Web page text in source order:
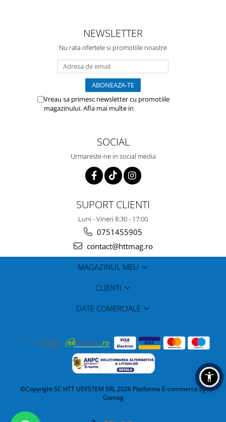
NEWSLETTER
Nu rata ofertele si promotiile noastre
Vreau sa primesc newsletter cu promotiile
magazinului. Afla mai multe in
SOCIAL
Urmareste-ne in social media
SUPORT CLIENTI
Luni - Vineri 8:30 - 17:00
0751455905
contact@httmag.ro
MAGAZINUL MEU
CLIENTI
DATE COMERCIALE
©Copyright SC HTT USYSTEM SRL 2026 Platforma E-commerce by
Gomag